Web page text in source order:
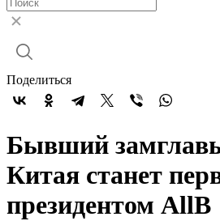
Поделиться
Бывший
Китая станет
президентом AllB